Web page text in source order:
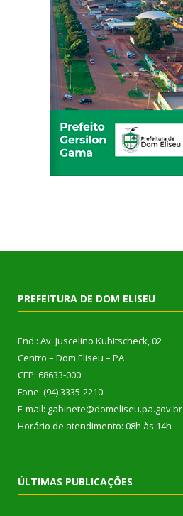
PREFEITURA DE DOM ELISEU
End.: Av. Juscelino Kubitscheck, 02
Centro – Dom Eliseu – PA
CEP: 68633-000
Fone: (94) 3335-2210
E-mail: gabinete@domeliseu.pa.gov.br
Horário de atendimento: 08h às 14h
ÚLTIMAS PUBLICAÇÕES